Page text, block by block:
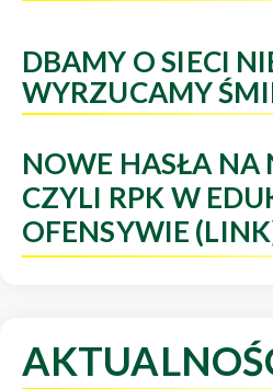
DBAMY O SIECI
WYRZUCAMY
NOWE HASŁA NA
CZYLI RPK W
OFENSYWIE